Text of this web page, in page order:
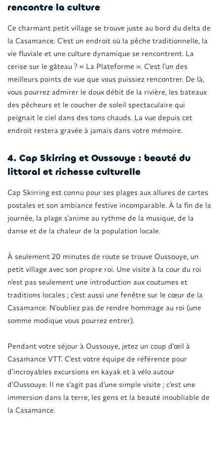
rencontre la culture
Ce charmant petit village se trouve juste au bord du delta de
la Casamance. C'est un endroit où la pêche traditionnelle, la
vie fluviale et une culture dynamique se rencontrent. La
cerise sur le gâteau ? « La Plateforme ». C'est l'un des
meilleurs points de vue que vous puissiez rencontrer. De là,
vous pourrez admirer le doux débit de la rivière, les bateaux
des pêcheurs et le coucher de soleil spectaculaire qui
peignait le ciel dans des tons chauds. La vue depuis cet
endroit restera gravée à jamais dans votre mémoire.
4. Cap Skirring et Oussouye : beauté du
littoral et richesse culturelle
Cap Skirring est connu pour ses plages aux allures de cartes
postales et son ambiance festive incomparable. À la fin de la
journée, la plage s'anime au rythme de la musique, de la
danse et de la chaleur de la population locale.
À seulement 20 minutes de route se trouve Oussouye, un
petit village avec son propre roi. Une visite à la cour du roi
n'est pas seulement une introduction aux coutumes et
traditions locales ; c'est aussi une fenêtre sur le cœur de la
Casamance. N'oubliez pas de rendre hommage au roi (une
somme modique vous pourrez entrer).
Pendant votre séjour à Oussouye, jetez un coup d'œil à
Casamance VTT. C'est votre équipe de référence pour
d'incroyables excursions en kayak et à vélo autour
d'Oussouye. Il ne s'agit pas d'une simple visite ; c'est une
immersion dans la terre, les gens et la beauté inoubliable de
la Casamance.